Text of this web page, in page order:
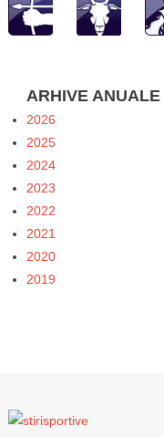
ARHIVE ANUALE
2026
2025
2024
2023
2022
2021
2020
2019